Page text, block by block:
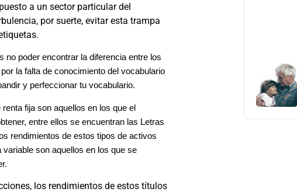
a un sector particular del
por suerte, evitar esta trampa
no poder encontrar la diferencia entre los
la falta de conocimiento del vocabulario
y perfeccionar tu vocabulario.
fija son aquellos en los que el
entre ellos se encuentran las Letras
rendimientos de estos tipos de activos
son aquellos en los que se
los rendimientos de estos títulos